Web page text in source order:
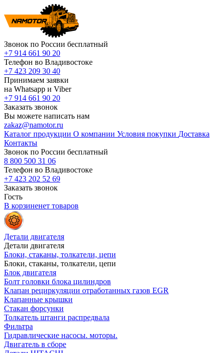
Звонок по России бесплатный
+7 914 661 90 20
Телефон во Владивостоке
+7 423 209 30 40
Принимаем заявки
на Whatsapp и Viber
+7 914 661 90 20
Заказать звонок
Вы можете написать нам
zakaz@namotor.ru
Каталог продукции О компании Условия покупки Доставка
Контакты
Звонок по России бесплатный
8 800 500 31 06
Телефон во Владивостоке
+7 423 202 52 69
Заказать звонок
Гость
В корзиненет товаров
Детали двигателя
Детали двигателя
Блоки, стаканы, толкатели, цепи
Блоки, стаканы, толкатели, цепи
Блок двигателя
Болт головки блока цилиндров
Клапан рециркуляции отработанных газов EGR
Клапанные крышки
Стакан форсунки
Толкатель штанги распредвала
Фильтра
Гидравлические насосы. моторы.
Двигатель в сборе